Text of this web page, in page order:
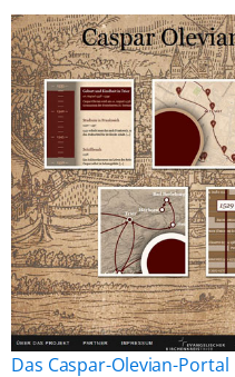
Das Caspar-Olevian-Portal